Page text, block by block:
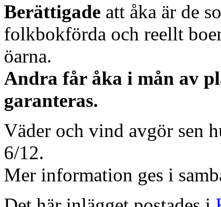
Berättigade att åka är de
folkbokförda och reellt
öarna.
Andra får åka i mån av
garanteras.
Väder och vind avgör sen
6/12.
Mer information ges i